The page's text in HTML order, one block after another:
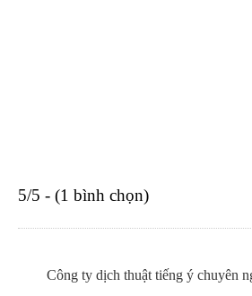
5/5 - (1 bình chọn)
Công ty dịch thuật tiếng ý chuyên